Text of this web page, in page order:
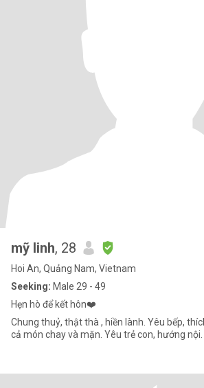
mỹ linh, 28
Hoi An, Quảng Nam, Vietnam
Seeking: Male 29 - 49
Hẹn hò để kết hôn❤️
Chung thuỷ, thật thà , hiền lành. Yêu bếp,
cả món chay và mặn. Yêu trẻ con, hướng